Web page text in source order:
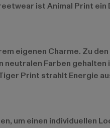
ist Animal Print
eigenen Charme. Zu
Farben
Print strahlt Energie
um einen individuellen